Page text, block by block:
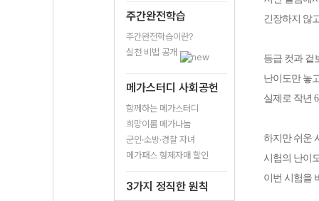
주간완전학습
주간완전학습이란?
실천 비법 공개
메가스터디 사회공헌
함께하는 메가스터디
희망이룸 메가나눔
군인·소방·경찰 자녀
메가패스 형제자매 할인
3가지 정직한 원칙
긴장하지 않
등급 컷과 겉
난이도만 놓
실제로 작년 6
하지만 쉬운
시험의 난이
이번 시험을